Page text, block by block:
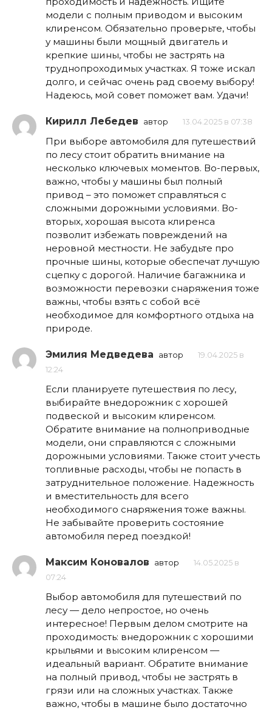
модели с полным приводом и высоким
клиренсом. Обязательно проверьте, чтобы
у машины были мощный двигатель и
крепкие шины, чтобы не застрять на
труднопроходимых участках. Я тоже искал
долго, и сейчас очень рад своему выбору!
Надеюсь, мой совет поможет вам. Удачи!
Кирилл Лебедев автор 13.04.2025 в 07:38
При выборе автомобиля для путешествий
по лесу стоит обратить внимание на
несколько ключевых моментов. Во-первых,
важно, чтобы у машины был полный
привод – это поможет справляться с
сложными дорожными условиями. Во-
вторых, хорошая высота клиренса
позволит избежать повреждений на
неровной местности. Не забудьте про
прочные шины, которые обеспечат лучшую
сцепку с дорогой. Наличие багажника и
возможности перевозки снаряжения тоже
важны, чтобы взять с собой всё
необходимое для комфортного отдыха на
природе.
Эмилия Медведева автор
19.04.2025 в
12:24
Если планируете путешествия по лесу,
выбирайте внедорожник с хорошей
подвеской и высоким клиренсом.
Обратите внимание на полноприводные
модели, они справляются с сложными
дорожными условиями. Также стоит учесть
топливные расходы, чтобы не попасть в
затруднительное положение. Надежность
и вместительность для всего
необходимого снаряжения тоже важны.
Не забывайте проверить состояние
автомобиля перед поездкой!
Максим Коновалов автор
14.05.2025 в
07:24
Выбор автомобиля для путешествий по
лесу — дело непростое, но очень
интересное! Первым делом смотрите на
проходимость: внедорожник с хорошими
крыльями и высоким клиренсом —
идеальный вариант. Обратите внимание
на полный привод, чтобы не застрять в
грязи или на сложных участках. Также
важно, чтобы в машине было достаточно